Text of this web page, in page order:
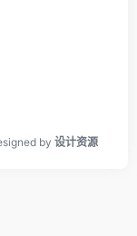
by 设计资源